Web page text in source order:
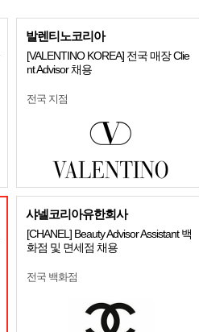
발렌티노코리아
[VALENTINO KOREA] 전국 매장 Clie
nt Advisor 채용
전국 지점
샤넬코리아유한회사
[CHANEL] Beauty Advisor Assistant 백
화점 및 면세점 채용
전국 백화점